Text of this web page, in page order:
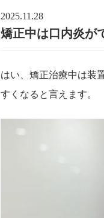
2025.11.28
矯正中は口内炎が
はい、矯正治療中は装
すくなると言えます。